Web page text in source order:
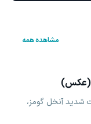
مشاهده همه
شدید آنخل گومز،